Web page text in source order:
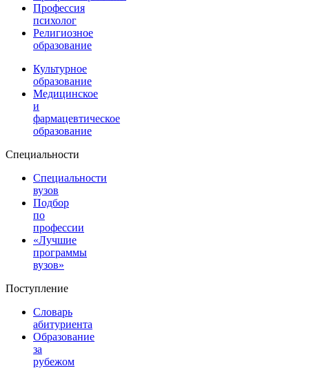
Профессия
психолог
Религиозное
образование
Культурное
образование
Медицинское
и
фармацевтическое
образование
Специальности
Специальности
вузов
Подбор
по
профессии
«Лучшие
программы
вузов»
Поступление
Словарь
абитуриента
Образование
за
рубежом